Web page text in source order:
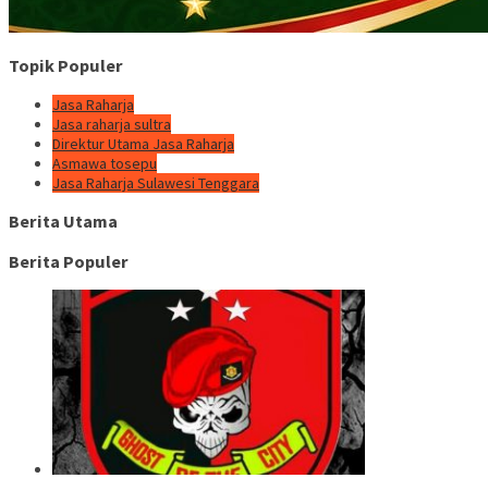
Topik Populer
Jasa Raharja
Jasa raharja sultra
Direktur Utama Jasa Raharja
Asmawa tosepu
Jasa Raharja Sulawesi Tenggara
Berita Utama
Berita Populer